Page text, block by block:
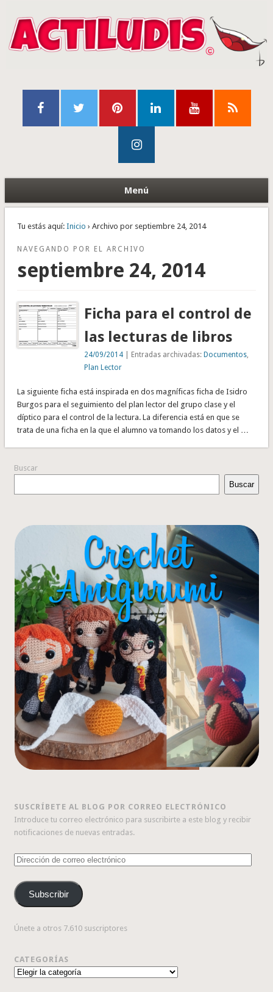
Menú
Tu estás aquí: Inicio › Archivo por septiembre 24, 2014
NAVEGANDO POR EL ARCHIVO
septiembre 24, 2014
Ficha para el control de
las lecturas de libros
24/09/2014 | Entradas archivadas:Documentos
Plan Lector
La siguiente ficha está inspirada en dos magníficas ficha de Isidro
Burgos para el seguimiento del plan lector del grupo clase y el
díptico para el control de la lectura. La diferencia está en que se
trata de una ficha en la que el alumno va tomando los datos y el …
Buscar
Buscar
SUSCRÍBETE AL BLOG POR CORREO ELECTRÓNICO
Introduce tu correo electrónico para suscribirte a este blog y recibir
notificaciones de nuevas entradas.
Dirección
correo
electrónico
Subscribir
Únete a otros 7.610 suscriptores
CATEGORÍAS
Categorías